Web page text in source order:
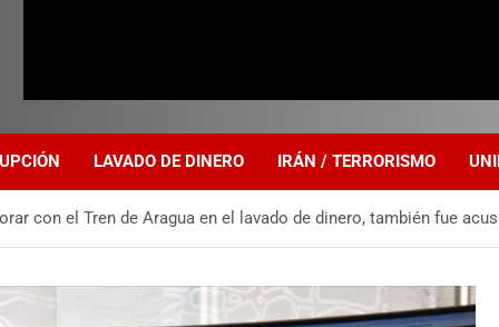
LAVADO DE DINERO IRÁN / TERRORISMO
con el Tren de Aragua en el lavado de dinero, también fue